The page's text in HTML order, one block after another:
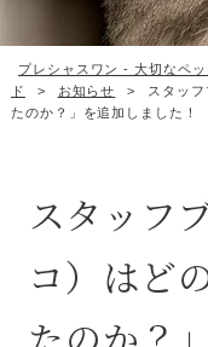
プレシャスワン - 大切なペ
ド
> お知らせ >
スタッ
たのか？」を追加しました！
スタッフ
コ）はど